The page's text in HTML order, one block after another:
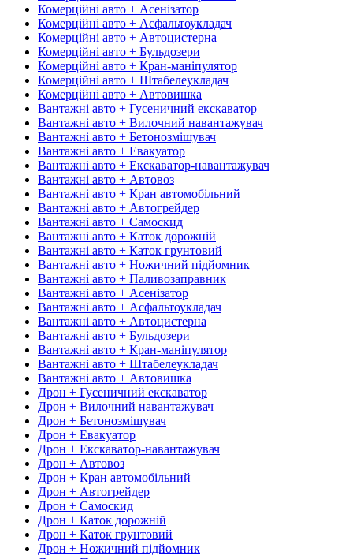
Комерційні авто + Асенізатор
Комерційні авто + Асфальтоукладач
Комерційні авто + Автоцистерна
Комерційні авто + Бульдозери
Комерційні авто + Кран-маніпулятор
Комерційні авто + Штабелеукладач
Комерційні авто + Автовишка
Вантажні авто + Гусеничний екскаватор
Вантажні авто + Вилочний навантажувач
Вантажні авто + Бетонозмішувач
Вантажні авто + Евакуатор
Вантажні авто + Екскаватор-навантажувач
Вантажні авто + Автовоз
Вантажні авто + Кран автомобільний
Вантажні авто + Автогрейдер
Вантажні авто + Самоскид
Вантажні авто + Каток дорожній
Вантажні авто + Каток грунтовий
Вантажні авто + Ножичний підйомник
Вантажні авто + Паливозаправник
Вантажні авто + Асенізатор
Вантажні авто + Асфальтоукладач
Вантажні авто + Автоцистерна
Вантажні авто + Бульдозери
Вантажні авто + Кран-маніпулятор
Вантажні авто + Штабелеукладач
Вантажні авто + Автовишка
Дрон + Гусеничний екскаватор
Дрон + Вилочний навантажувач
Дрон + Бетонозмішувач
Дрон + Евакуатор
Дрон + Екскаватор-навантажувач
Дрон + Автовоз
Дрон + Кран автомобільний
Дрон + Автогрейдер
Дрон + Самоскид
Дрон + Каток дорожній
Дрон + Каток грунтовий
Дрон + Ножичний підйомник